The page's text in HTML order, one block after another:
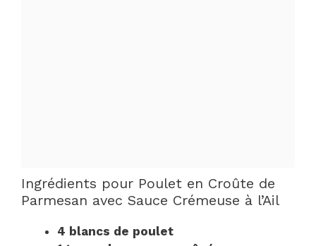
Ingrédients pour Poulet en Croûte de
Parmesan avec Sauce Crémeuse à l’Ail
4 blancs de poulet